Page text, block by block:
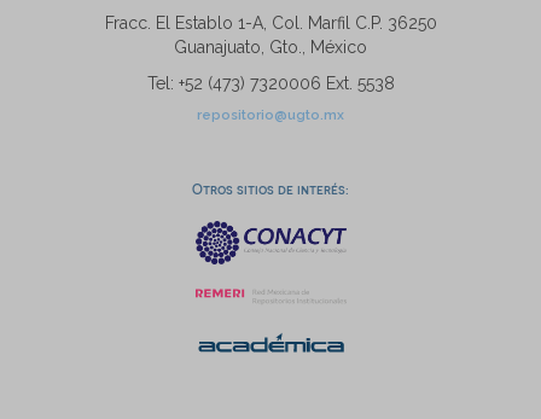
Fracc. El Establo 1-A, Col. Marfil C.P. 36250
Guanajuato, Gto., México
Tel: +52 (473) 7320006 Ext. 5538
repositorio@ugto.mx
Otros sitios de interés: